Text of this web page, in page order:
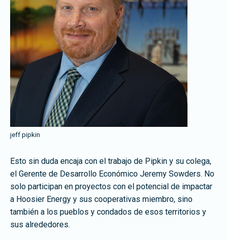
jeff pipkin
Esto sin duda encaja con el trabajo de Pipkin y su colega,
el Gerente de Desarrollo Económico Jeremy Sowders. No
solo participan en proyectos con el potencial de impactar
a Hoosier Energy y sus cooperativas miembro, sino
también a los pueblos y condados de esos territorios y
sus alrededores.